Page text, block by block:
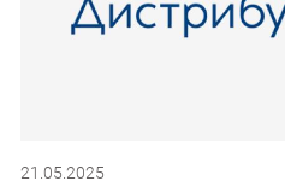
21.05.2025